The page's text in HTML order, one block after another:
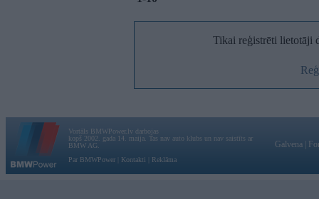
Tikai reģistrēti lietotāji
Vortāls BMWPower.lv darbojas
kopš 2002. gada 14. maija. Tas nav auto klubs un nav saistīts ar
BMW AG.
Par BMWPower
Kontakti Reklāma
Galvena